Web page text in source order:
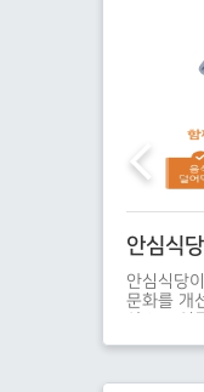
기반의 농업방
안심식당
안심식당
문화를 개